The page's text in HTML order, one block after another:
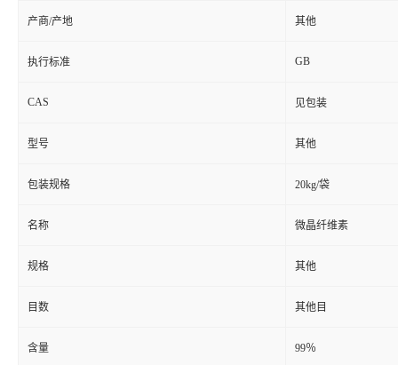
产商/产地 其他
执行标准 GB
CAS 见包装
型号 其他
包装规格 20kg/袋
名称 微晶纤维素
规格 其他
目数 其他目
含量 99％